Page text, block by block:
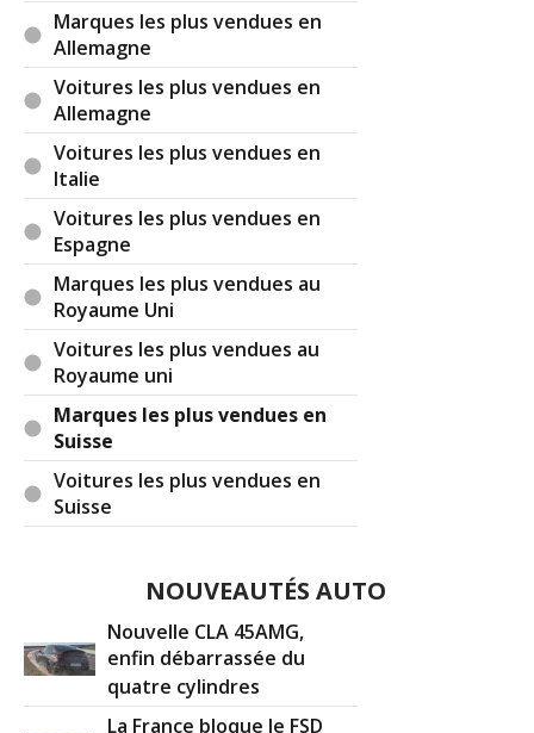
Marques les plus vendues en
Allemagne
Voitures les plus vendues en
Allemagne
Voitures les plus vendues en
Italie
Voitures les plus vendues en
Espagne
Marques les plus vendues au
Royaume Uni
Voitures les plus vendues au
Royaume uni
Marques les plus vendues en
Suisse
Voitures les plus vendues en
Suisse
NOUVEAUTÉS AUTO
Nouvelle CLA 45AMG,
enfin débarrassée du
quatre cylindres
La France bloque le FSD